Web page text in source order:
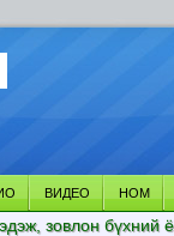
ВИДЕО НОМ
зовлон бүхний